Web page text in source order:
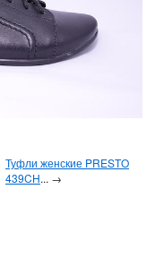
Туфли женские PRESTO
439CH... →